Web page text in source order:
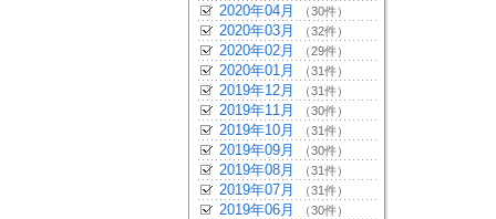
2020年04月 （30件）
2020年03月 （32件）
2020年02月 （29件）
2020年01月 （31件）
2019年12月 （31件）
2019年11月 （30件）
2019年10月 （31件）
2019年09月 （30件）
2019年08月 （31件）
2019年07月 （31件）
2019年06月 （30件）